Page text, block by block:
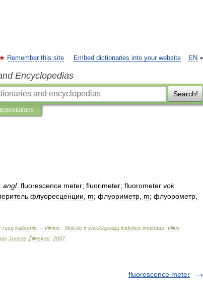
EN
Remember this site Embed dictionaries into your website
Encyclopedias
Search!
: angl. fluorescence meter; fluorimeter; fluorometer vok.
флуоресценции m; флуориметр m; флуорометр
rusų kalbomis . – Vilnius : Mokslo ir enciklopedijų leidybos institutas Vilius
Juozas Žilinskas 2007.
fluorescence meter